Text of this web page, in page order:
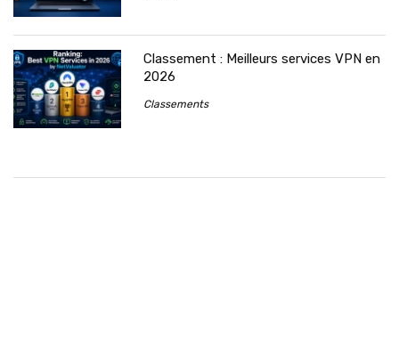
Classement : Meilleurs services VPN en
2026
Classements